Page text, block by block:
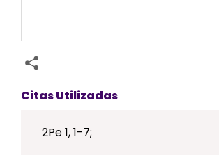
Citas Utilizadas
2Pe 1, 1-7;